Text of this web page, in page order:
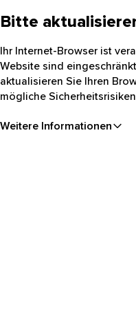
Bitte
Ihr Internet-Browser ist
Website sind
aktualisieren Sie Ihren
mögliche
Weitere Informationen